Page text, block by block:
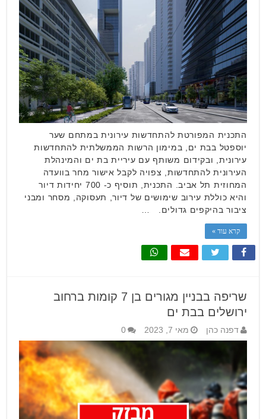
התכנית המפורטת להתחדשות עירונית במתחם שער
יוספטל בבת ים, במימון הרשות הממשלתית להתחדשות
עירונית, ובקידום משותף עם עיריית בת ים והמינהלת
העירונית להתחדשות, צפויה לקבל אישור מחר בוועדה
המחוזית תל אביב. התכנית, תוסיף כ- 700 יחידות דיור
והיא כוללת עירוב שימושים של דיור, תעסוקה, מסחר ומבני
ציבור בהיקפים גדולים. …
קרא עוד »
שריפה בבניין מגורים בן 7 קומות ברחוב
ירושלים בבת ים
דפנה כהן מאי 7, 2023 0